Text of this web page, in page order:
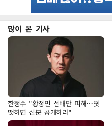
많이 본 기사
한정수 "황정민 선배만 피해…떳
떳하면 신분 공개하라"